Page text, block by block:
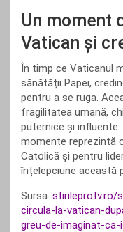
Un moment
Vatican și
În timp ce Vaticanul
sănătății Papei,
pentru a se ruga.
fragilitatea umană,
puternice și
momente reprezintă
Catolică și pentru
înțelepciune această
Sursa: stirileprotv.ro/
circula-la-vatican-
greu-de-imaginat-